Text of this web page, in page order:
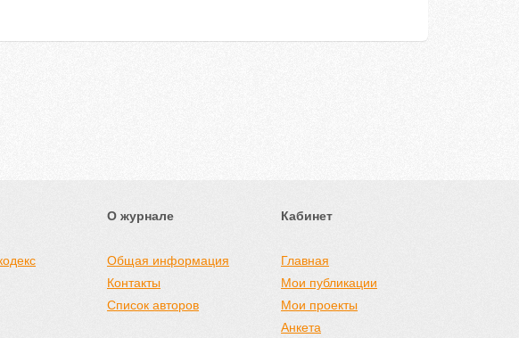
О журнале
Общая информация
Контакты
Список авторов
Кабинет
Главная
Мои публикации
Мои проекты
Анкета